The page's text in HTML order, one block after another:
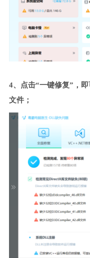
4、点击“一键修复”，
文件；